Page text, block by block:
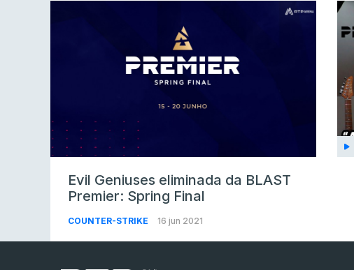
Evil Geniuses eliminada da BLAST
Premier: Spring Final
COUNTER-STRIKE 16 jun 2021